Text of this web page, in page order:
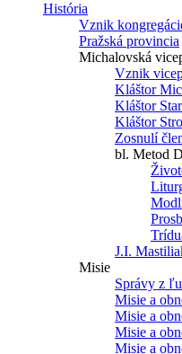
História
Vznik
Pražská provincia
Michalovská
Vznik
Kláštor
Kláštor
Kláštor
Zosnulí
bl. Metod
J.I.
Misie
Správy z
Misie a
Misie a
Misie a
Misie a